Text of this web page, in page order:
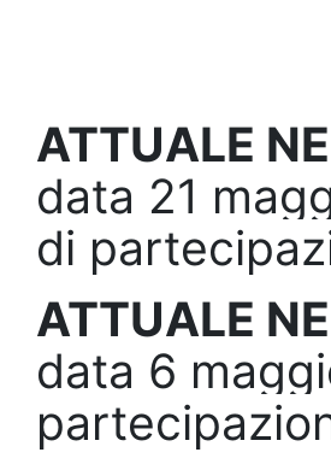
ATTUALE
data 21
di
ATTUALE
data 6